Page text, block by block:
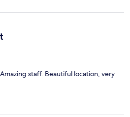
staff. Beautiful location, very